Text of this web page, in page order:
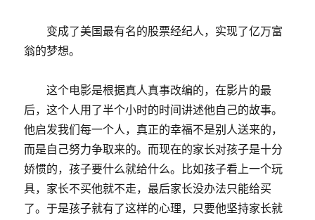
变成了美国最有名的股票经纪人，实现了亿万富
翁的梦想。
这个电影是根据真人真事改编的，在影片的最
后，这个人用了半个小时的时间讲述他自己的故事。
他启发我们每一个人，真正的幸福不是别人送来的，
而是自己努力争取来的。而现在的家长对孩子是十分
娇惯的，孩子要什么就给什么。比如孩子看上一个玩
具，家长不买他就不走，最后家长没办法只能给买
了。于是孩子就有了这样的心理，只要他坚持家长就